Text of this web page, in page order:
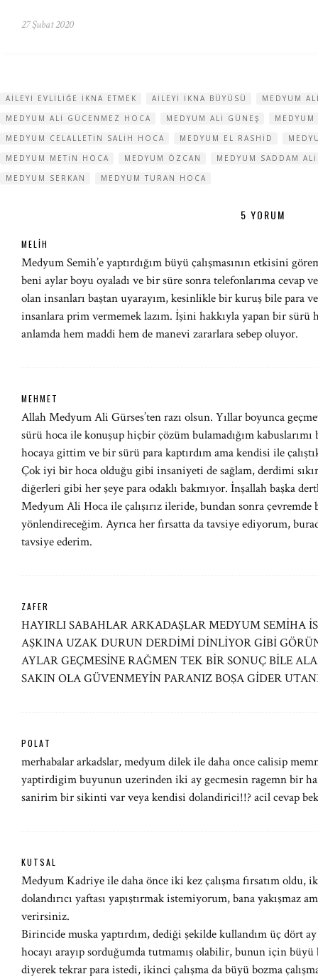
27 Şubat 2020
AILEYI EVLILIĞE IKNA ETMEK AILEYI IKNA BÜYÜSÜ
MEDYUM
MEDYUM ALI GÜCENMEZ HOCA
MEDYUM ALI GÜNEŞ
MEDYUM CELALLETIN SALIH HOCA
MEDYUM EL RASHID
MEDYUM METIN HOCA
MEDYUM ÖZCAN
MEDYUM SADDAM ALI
MEDYUM SERKAN
MEDYUM TURAN HOCA
5 YORUM
MELIH
Medyum Semih’e yaptırdığım büyü çalışmasının etkisini
beni aylar boyu oyaladı ve bir süre sonra telefonlarıma cevap
olan insanları baştan uyarayım, kesinlikle bir kuruş bile para
insanlara prim vermemek lazım. İşini hakkıyla yapan bir sürü
anlamda hem maddi hem de manevi zararlara sebep oluyor.
MEHMET
Allah Medyum Ali Gürses’ten razı olsun. Yıllar boyunca
sürü hoca ile konuşup hiçbir çözüm bulamadığım
hocaya gittim ve bir sürü para kaptırdım ama kendisi ile
Çok iyi bir hoca olduğu gibi insaniyeti de sağlam, derdimi
diğerleri gibi her şeye para odaklı bakmıyor. İnşallah başka
Medyum Ali Hoca ile çalışırız ileride, bundan sonra
yönlendireceğim. Ayrıca her fırsatta da tavsiye ediyorum,
tavsiye ederim.
ZAFER
HAYIRLI SABAHLAR ARKADAŞLAR MEDYUM SEMİHA
AŞKINA UZAK DURUN DERDİMİ DİNLİYOR GİBİ
AYLAR GEÇMESİNE RAĞMEN TEK BİR SONUÇ BİLE
SAKIN OLA GÜVENMEYİN PARANIZ BOŞA GİDER
POLAT
merhabalar arkadslar, medyum dilek ile daha once calisip
yaptirdigim buyunun uzerinden iki ay gecmesin ragemn bir
sanirim bir sikinti var veya kendisi dolandirici!!? acil cevap
KUTSAL
Medyum Kadriye ile daha önce iki kez çalışma fırsatım oldu,
dolandırıcı yaftası yapıştırmak istemiyorum, bana yakışmaz
verirsiniz.
Birincide muska yaptırdım, dediği şekilde kullandım üç dört
hocayı arayıp sorduğumda tutmamış olabilir, bunun için büyü
diyerek tekrar para istedi, ikinci çalışma da büyü bozma